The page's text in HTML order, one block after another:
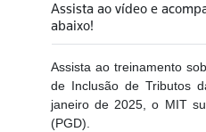
Assista ao vídeo e
abaixo!
Assista ao treinamento
de Inclusão de Tributos
janeiro de 2025, o MIT
(PGD).